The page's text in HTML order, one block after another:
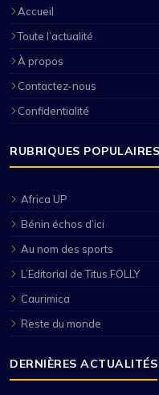
Accueil
Toute l’actualité
À propos
Contactez-nous
Confidentialité
RUBRIQUES POPULAIRES
Africa UP
Bénin échos d’ici
Au nom des sports
L’Editorial de Titus FOLLY
Caurimica
Reste du monde
DERNIÈRES ACTUALITÉS